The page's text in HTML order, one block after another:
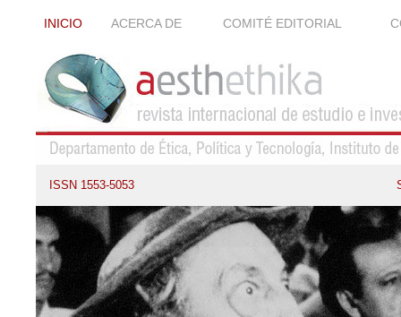
INICIO ACERCA DE COMITÉ EDITORIAL
ISSN 1553-5053